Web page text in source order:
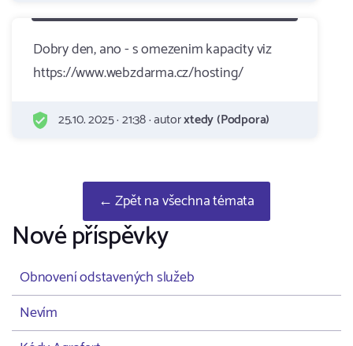
Dobry den, ano - s omezenim kapacity viz
https://www.webzdarma.cz/hosting/
25.10. 2025 · 21:38 · autorxtedy (Podpora)
← Zpět na všechna témata
Nové příspěvky
Obnovení odstavených služeb
Nevím